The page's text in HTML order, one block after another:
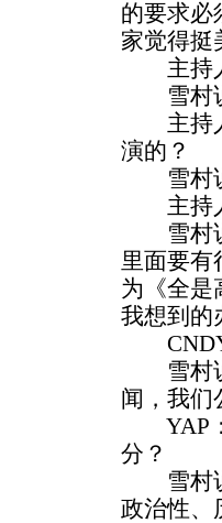
的要求必
家觉得挺
主持人
雪村说
主持人
演的？
雪村说
主持人
雪村说
里面要有
为《全是
我想到的
雪村说
闻，我们
YAP：
分？
雪村说
政治性、